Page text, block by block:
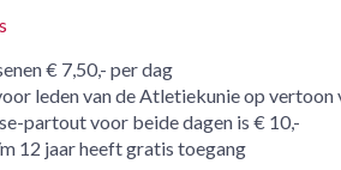
€ 7,50,- per dag
leden van de Atletiekunie op vertoon
partout voor beide dagen is € 10,-
12 jaar heeft gratis toegang